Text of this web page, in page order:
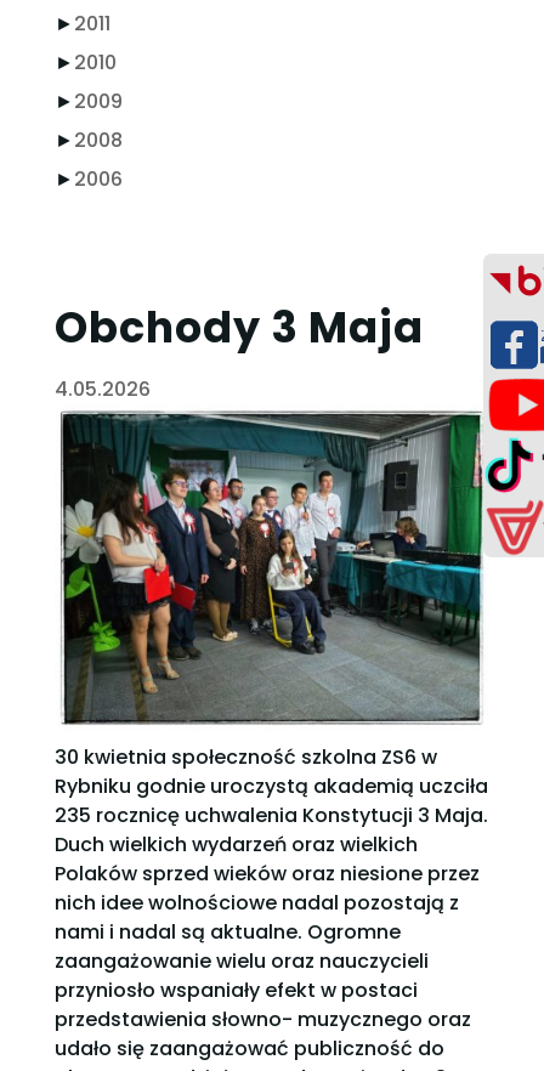
►2011
►2010
►2009
►2008
►2006
Obchody 3 Maja
4.05.2026
30 kwietnia społeczność szkolna ZS6 w
Rybniku godnie uroczystą akademią uczciła
235 rocznicę uchwalenia Konstytucji 3 Maja.
Duch wielkich wydarzeń oraz wielkich
Polaków sprzed wieków oraz niesione przez
nich idee wolnościowe nadal pozostają z
nami i nadal są aktualne. Ogromne
zaangażowanie wielu oraz nauczycieli
przyniosło wspaniały efekt w postaci
przedstawienia słowno- muzycznego oraz
udało się zaangażować publiczność do